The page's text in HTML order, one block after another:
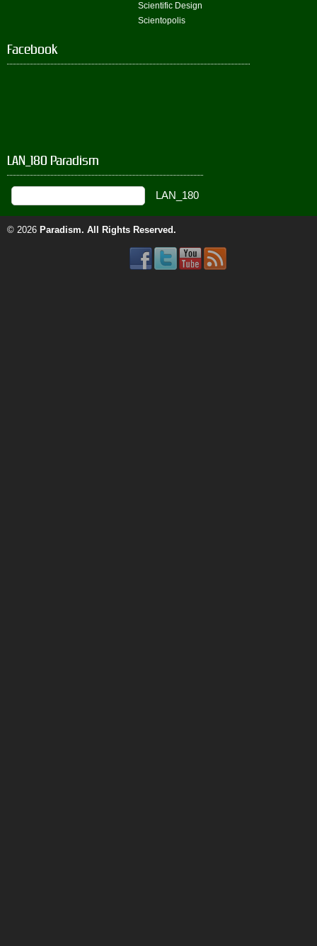
Scientific Design
Scientopolis
Facebook
LAN_180 Paradism
© 2026 Paradism. All Rights Reserved.